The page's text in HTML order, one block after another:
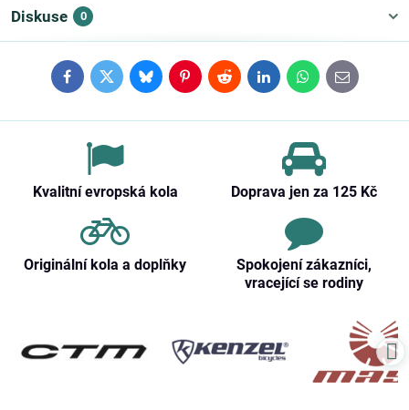
Diskuse 0
FacebookTwitterBlueskyPinterestRedditLinkedInWhatsApp
E-
mail
Kvalitní evropská kola Doprava jen za 125 Kč
Originální kola a doplňky
Spokojení zákazníci,
vracející se rodiny